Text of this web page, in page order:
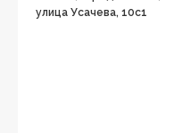
улица Усачева, 10с1